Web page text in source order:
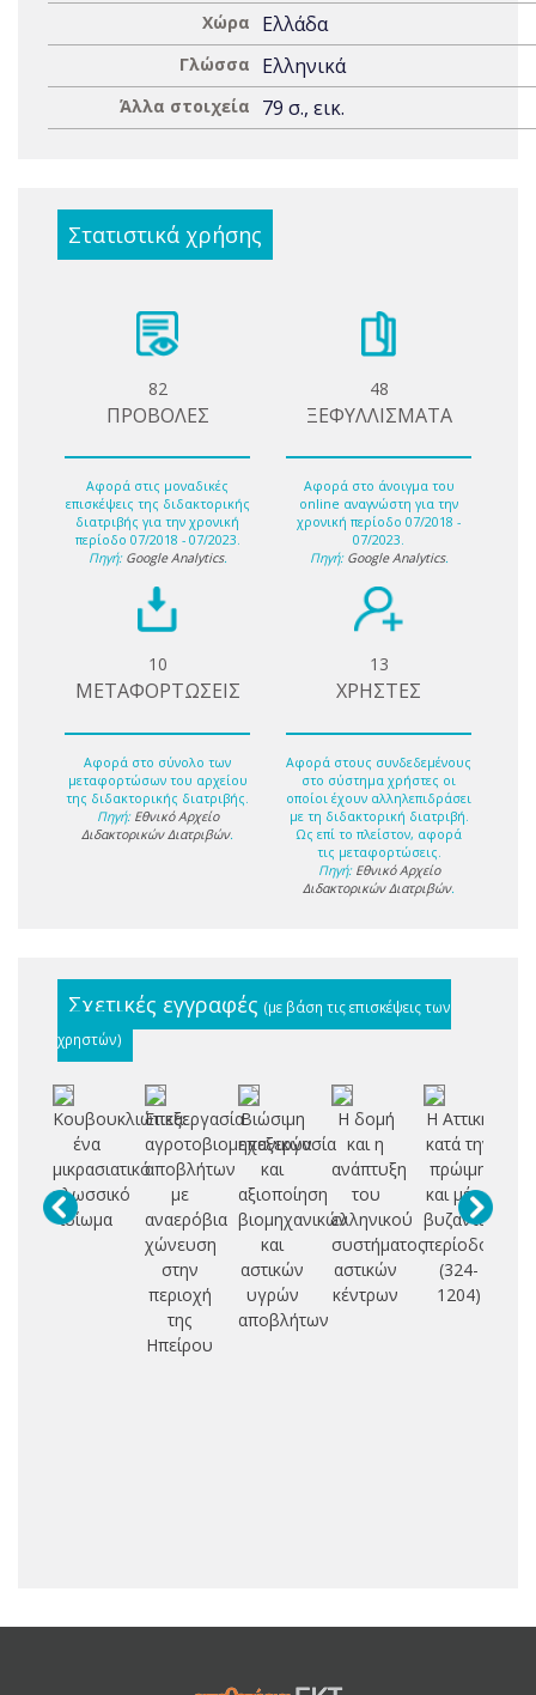
Χώρα Ελλάδα
Γλώσσα Ελληνικά
Άλλα στοιχεία 79 σ., εικ.
Στατιστικά χρήσης
82
ΠΡΟΒΟΛΕΣ
Αφορά στις μοναδικές
επισκέψεις της διδακτορικής
διατριβής για την χρονική
περίοδο 07/2018 - 07/2023.
Πηγή: Google Analytics.
48
ΞΕΦΥΛΛΙΣΜΑΤΑ
Αφορά στο άνοιγμα του
online αναγνώστη για την
χρονική περίοδο 07/2018 -
07/2023.
Πηγή: Google Analytics.
10
ΜΕΤΑΦΟΡΤΩΣΕΙΣ
Αφορά στο σύνολο των
μεταφορτώσων του αρχείου
της διδακτορικής διατριβής.
Πηγή: Εθνικό Αρχείο
Διδακτορικών Διατριβών.
13
ΧΡΗΣΤΕΣ
Αφορά στους συνδεδεμένους
στο σύστημα χρήστες οι
οποίοι έχουν αλληλεπιδράσει
με τη διδακτορική διατριβή.
Ως επί το πλείστον, αφορά
τις μεταφορτώσεις.
Πηγή: Εθνικό Αρχείο
Διδακτορικών Διατριβών.
Σχετικές εγγραφές (με βάση τις επισκέψεις των
χρηστών)
Κουβουκλιώτικα:
ένα
μικρασιατικό
γλωσσικό
ιδίωμα
Επεξεργασία
αγροτοβιομηχανικών
αποβλήτων
με
αναερόβια
χώνευση
στην
περιοχή
της
Ηπείρου
Βιώσιμη
επεξεργασία
και
αξιοποίηση
βιομηχανικών
και
αστικών
υγρών
αποβλήτων
Η δομή
και η
ανάπτυξη
του
ελληνικού
συστήματος
αστικών
κέντρων
Η Αττική
κατά την
πρώιμη
και μέση
βυζαντινή
περίοδο:
(324-
1204)